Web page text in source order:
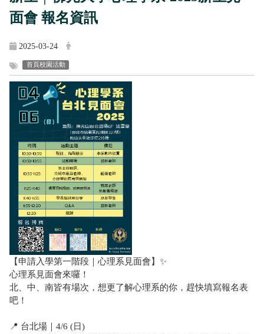
面會 報名資訊
2025-03-24
首頁校園活動
【申請入學第一階段｜心理系見面會】✨
心理系見面會來囉！
北、中、南皆有場次，想更了解心理系的你，趕快填寫報名表
吧！
📍 台北場｜4/6 (日)